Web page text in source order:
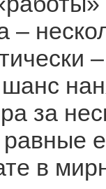
–
–
за
равные
в